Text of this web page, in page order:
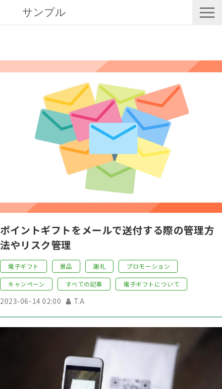
サンプル
セミナー 情報
協業パートナー募集
ブログ
お知らせ
ポイントギフトをメールで送付する際の管理方
法やリスク管理
電子ギフト 景品 謝礼 プロモーション
キャンペーン すべての記事 電子ギフトについて
2023-06-14 02:00 T.A